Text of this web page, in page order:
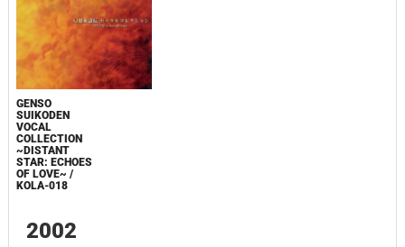
GENSO
SUIKODEN
VOCAL
COLLECTION
~DISTANT
STAR: ECHOES
OF LOVE~ /
KOLA-018
2002